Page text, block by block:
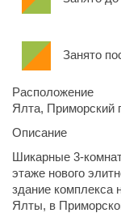
Занято
Расположение
Ялта, Приморский
Описание
Шикарные 3-
этаже нового
здание комплекса
Ялты, в